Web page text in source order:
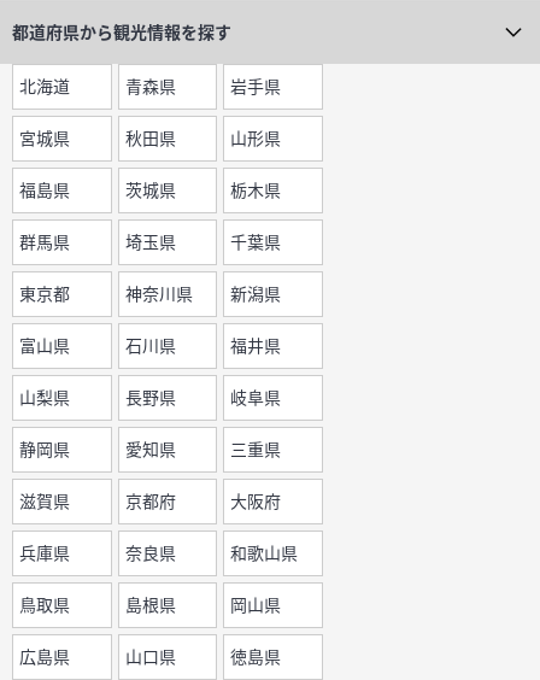
都道府県から観光情報を探す
北海道 青森県 岩手県
宮城県 秋田県 山形県
福島県 茨城県 栃木県
群馬県 埼玉県 千葉県
東京都 神奈川県 新潟県
富山県 石川県 福井県
山梨県 長野県 岐阜県
静岡県 愛知県 三重県
滋賀県 京都府 大阪府
兵庫県 奈良県 和歌山県
鳥取県 島根県 岡山県
広島県 山口県 徳島県